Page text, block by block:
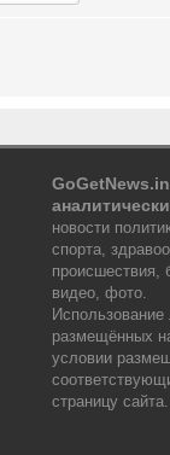
новости
спорта,
происшествия,
видео, фото.
размещённых
условии
страницу сайта.